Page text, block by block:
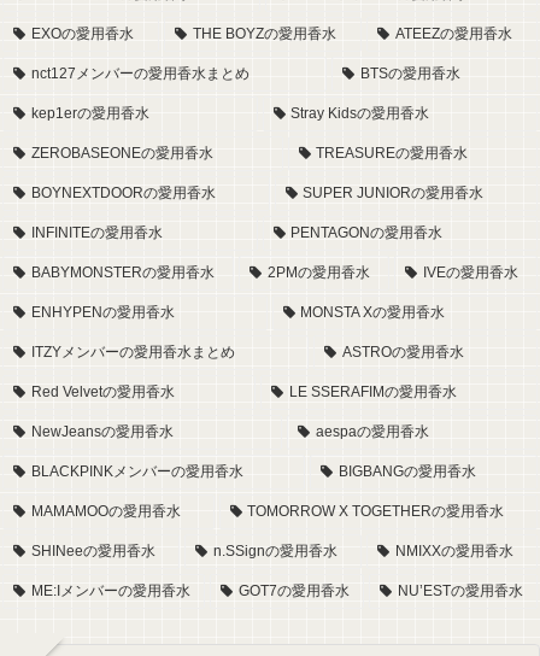
EXOの愛用香水 THE BOYZの愛用香水 ATEEZの愛用香水
nct127メンバーの愛用香水まとめ BTSの愛用香水
kep1erの愛用香水 Stray Kidsの愛用香水
ZEROBASEONEの愛用香水 TREASUREの愛用香水
BOYNEXTDOORの愛用香水 SUPER JUNIORの愛用香水
INFINITEの愛用香水 PENTAGONの愛用香水
BABYMONSTERの愛用香水 2PMの愛用香水 IVEの愛用香水
ENHYPENの愛用香水 MONSTA Xの愛用香水
ITZYメンバーの愛用香水まとめ ASTROの愛用香水
Red Velvetの愛用香水 LE SSERAFIMの愛用香水
NewJeansの愛用香水 aespaの愛用香水
BLACKPINKメンバーの愛用香水 BIGBANGの愛用香水
MAMAMOOの愛用香水 TOMORROW X TOGETHERの愛用香水
SHINeeの愛用香水 n.SSignの愛用香水 NMIXXの愛用香水
ME:Iメンバーの愛用香水 GOT7の愛用香水 NU’ESTの愛用香水